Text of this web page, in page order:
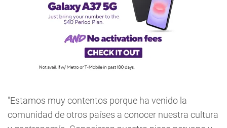
"Estamos muy contentos porque ha venido la
comunidad de otros países a conocer nuestra cultura